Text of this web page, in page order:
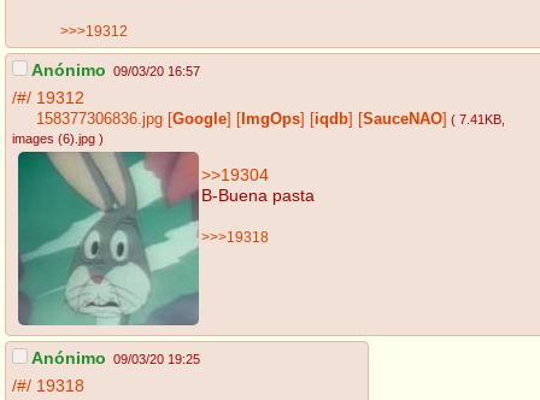
>>>19312
Anónimo 09/03/20 16:57
/#/ 19312
158377306836.jpg Google ImgOps iqdb SauceNAO ( 7.41KB
images (6).jpg )
>>19304
B-Buena pasta
>>>19318
Anónimo 09/03/20 19:25
/#/ 19318